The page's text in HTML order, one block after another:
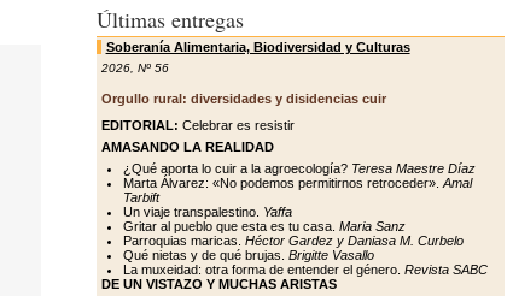
Últimas entregas
Soberanía Alimentaria, Biodiversidad y Culturas
2026, Nº 56
Orgullo rural: diversidades y disidencias cuir
EDITORIAL: Celebrar es resistir
AMASANDO LA REALIDAD
¿Qué aporta lo cuir a la agroecología? Teresa Maestre Díaz
Marta Álvarez: «No podemos permitirnos retroceder». Amal
Tarbift
Un viaje transpalestino. Yaffa
Gritar al pueblo que esta es tu casa. Maria Sanz
Parroquias maricas. Héctor Gardez y Daniasa M. Curbelo
Qué nietas y de qué brujas. Brigitte Vasallo
La muxeidad: otra forma de entender el género. Revista SABC
DE UN VISTAZO Y MUCHAS ARISTAS